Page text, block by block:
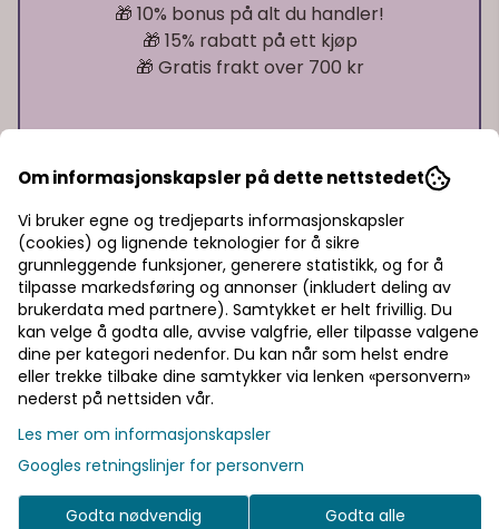
🎁 10% bonus på alt du handler!
🎁 15% rabatt på ett kjøp
🎁 Gratis frakt over 700 kr
Bli medlem - få gratis frakt fra 700 kr
Informasjon
Pappkopper med motiv av norske flagg.
Passer godt til servering av drikke på bord eller
kakebord, og gir et tydelig og ryddig uttrykk. En
kalde og varme drikker.
Kan brukes sammen med tallerkener og servietter i
samme stil for en helhetlig borddekking.
Om informasjonskapsler på dette nettstedet
Vi bruker egne og tredjeparts informasjonskapsler
(cookies) og lignende teknologier for å sikre
grunnleggende funksjoner, generere statistikk, og for å
tilpasse markedsføring og annonser (inkludert deling av
brukerdata med partnere). Samtykket er helt frivillig. Du
kan velge å godta alle, avvise valgfrie, eller tilpasse valgene
dine per kategori nedenfor. Du kan når som helst endre
eller trekke tilbake dine samtykker via lenken «personvern»
nederst på nettsiden vår.
Les mer om informasjonskapsler
Googles retningslinjer for personvern
Godta nødvendig Godta alle